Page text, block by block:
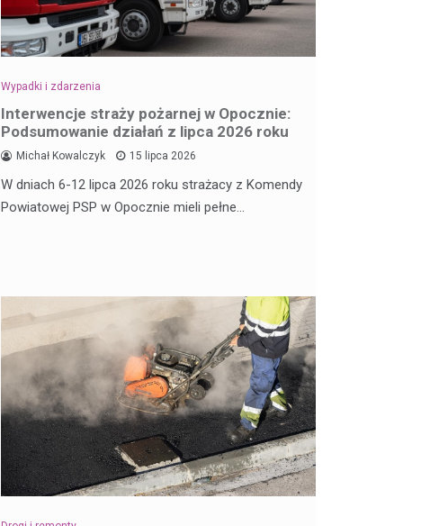
Wypadki i zdarzenia
Interwencje straży pożarnej w Opocznie:
Podsumowanie działań z lipca 2026 roku
Michał Kowalczyk 15 lipca 2026
W dniach 6-12 lipca 2026 roku strażacy z Komendy
Powiatowej PSP w Opocznie mieli pełne…